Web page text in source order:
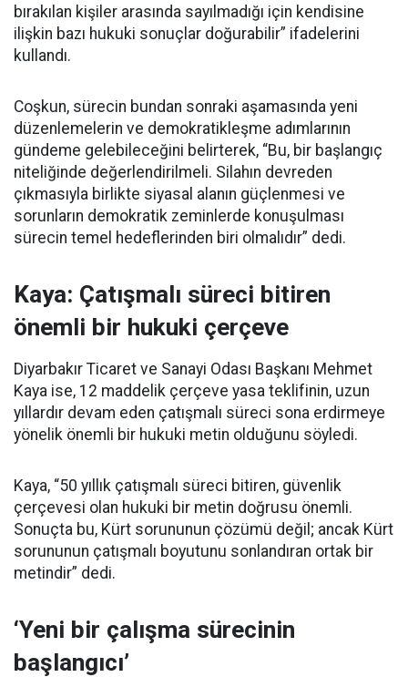
bırakılan kişiler arasında sayılmadığı için kendisine
ilişkin bazı hukuki sonuçlar doğurabilir” ifadelerini
kullandı.
Coşkun, sürecin bundan sonraki aşamasında yeni
düzenlemelerin ve demokratikleşme adımlarının
gündeme gelebileceğini belirterek, “Bu, bir başlangıç
niteliğinde değerlendirilmeli. Silahın devreden
çıkmasıyla birlikte siyasal alanın güçlenmesi ve
sorunların demokratik zeminlerde konuşulması
sürecin temel hedeflerinden biri olmalıdır” dedi.
Kaya: Çatışmalı süreci bitiren
önemli bir hukuki çerçeve
Diyarbakır Ticaret ve Sanayi Odası Başkanı Mehmet
Kaya ise, 12 maddelik çerçeve yasa teklifinin, uzun
yıllardır devam eden çatışmalı süreci sona erdirmeye
yönelik önemli bir hukuki metin olduğunu söyledi.
Kaya, “50 yıllık çatışmalı süreci bitiren, güvenlik
çerçevesi olan hukuki bir metin doğrusu önemli.
Sonuçta bu, Kürt sorununun çözümü değil; ancak Kürt
sorununun çatışmalı boyutunu sonlandıran ortak bir
metindir” dedi.
‘Yeni bir çalışma sürecinin
başlangıcı’